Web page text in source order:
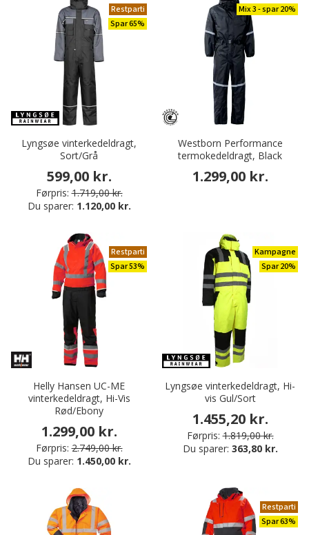
Restparti
Spar 65%
Lyngsøe vinterkedeldragt,
Sort/Grå
599,00 kr.
Førpris: 1.719,00 kr.
Du sparer: 1.120,00 kr.
Mix 3 - spar 20%
Westborn Performance
termokedeldragt, Black
1.299,00 kr.
Restparti
Spar 53%
Helly Hansen UC-ME
vinterkedeldragt, Hi-Vis
Rød/Ebony
1.299,00 kr.
Førpris: 2.749,00 kr.
Du sparer: 1.450,00 kr.
Kampagne
Spar 20%
Lyngsøe vinterkedeldragt, Hi-
vis Gul/Sort
1.455,20 kr.
Førpris: 1.819,00 kr.
Du sparer: 363,80 kr.
Restparti
Spar 63%